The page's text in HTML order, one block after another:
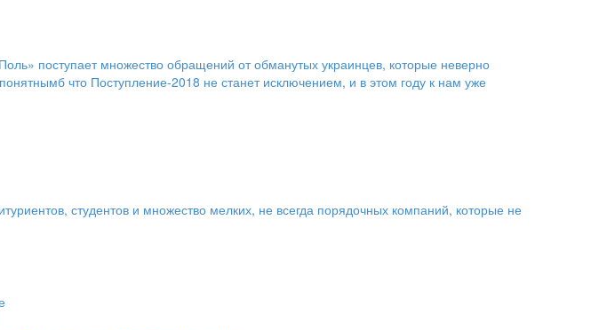
поступает множество обращений от обманутых украинцев, которые неверно
что Поступление-2018 не станет исключением, и в этом году к нам уже
студентов и множество мелких, не всегда порядочных компаний, которые не